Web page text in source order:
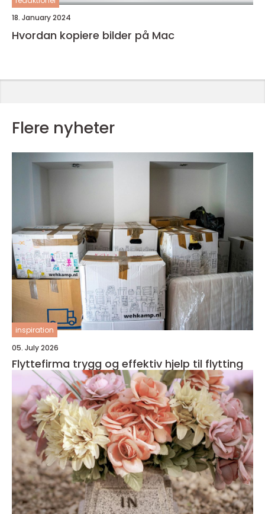
18. January 2024
Hvordan kopiere bilder på Mac
Flere nyheter
inspiration
05. July 2026
Flyttefirma trygg og effektiv hjelp til flytting